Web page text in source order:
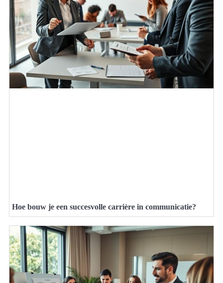
Hoe bouw je een succesvolle carrière in communicatie?